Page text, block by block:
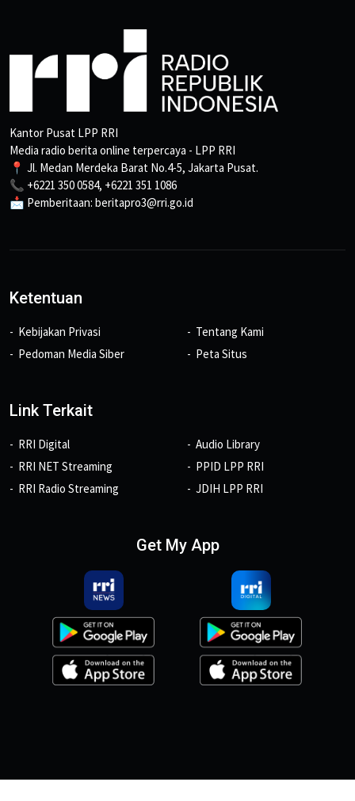
Kantor Pusat LPP RRI
Media radio berita online terpercaya - LPP RRI
📍 Jl. Medan Merdeka Barat No.4-5, Jakarta Pusat.
📞 +6221 350 0584, +6221 351 1086
📩 Pemberitaan: beritapro3@rri.go.id
Ketentuan
Kebijakan Privasi
Pedoman Media Siber
Tentang Kami
Peta Situs
Link Terkait
RRI Digital
RRI NET Streaming
RRI Radio Streaming
Audio Library
PPID LPP RRI
JDIH LPP RRI
Get My App